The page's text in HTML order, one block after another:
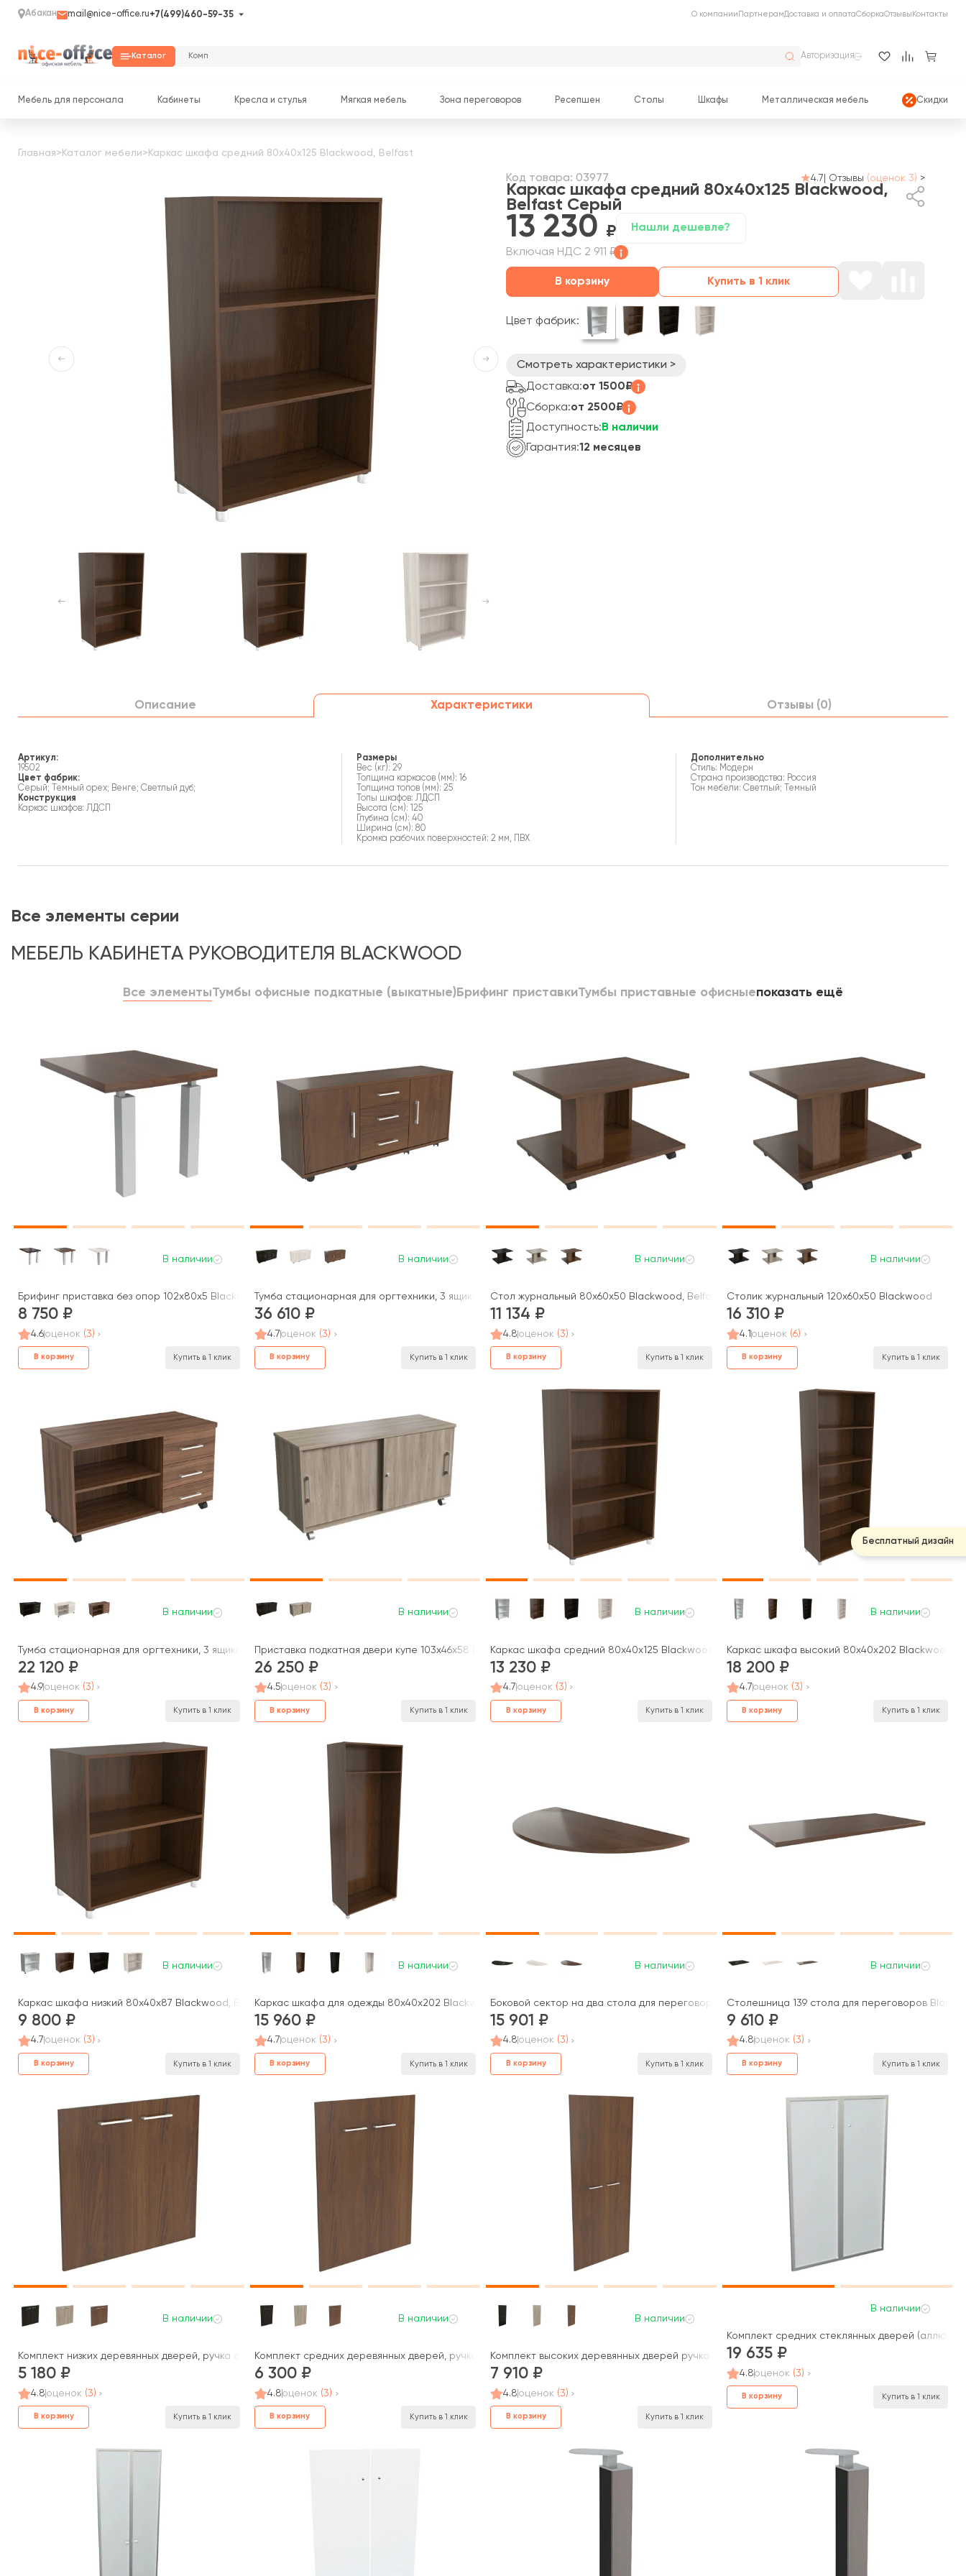
Абакан mail@nice-office.ru+7(499)460-59-35 О компании ПартнерамДоставка и оплатаСборкаОтзывы Контакты
Каталог Авторизация
Мебель для персонала Кабинеты Кресла и стулья Мягкая мебель Зона переговоров Ресепшен Столы Шкафы Металлическая мебель Скидки
Главная> Каталог мебели> Каркас шкафа средний 80x40x125 Blackwood, Belfast
Код товара: 03977 4.7 Отзывы (оценок 3) >
Каркас шкафа средний 80x40x125 Blackwood,
Belfast Серый
13 230 Нашли дешевле?
Включая НДС 2 911 ₽
В корзину Купить в 1 клик
Цвет фабрик:
Смотреть характеристики >
Доставка:от 1500₽
Сборка:от 2500₽
Доступность: В наличии
Гарантия:12 месяцев
Описание Характеристики Отзывы (0)
Артикул:
19502
Цвет фабрик:
Серый; Темный орех; Венге; Светлый дуб;
Конструкция
Каркас шкафов: ЛДСП
Размеры
Вес (кг): 29
Толщина каркасов (мм): 16
Толщина топов (мм): 25
Топы шкафов: ЛДСП
Высота (см): 125
Глубина (см): 40
Ширина (см): 80
Кромка рабочих поверхностей: 2 мм, ПВХ
Дополнительно
Стиль: Модерн
Страна производства: Россия
Тон мебели: Светлый; Темный
Все элементы серии
МЕБЕЛЬ КАБИНЕТА РУКОВОДИТЕЛЯ BLACKWOOD
Все элементыТумбы офисные подкатные (выкатные)Брифинг приставкиТумбы приставные офисныепоказать ещё
В наличии
Брифинг приставка без опор 102x80x5 Blackwood
8 750
4.6оценок (3)
В корзину Купить в 1 клик
В наличии
Тумба стационарная для оргтехники, 3 ящика (верхний замок), две двери Blackwood
36 610
4.7оценок (3)
В корзину Купить в 1 клик
В наличии
Стол журнальный 80x60x50 Blackwood, Belfast
11 134
4.8оценок (3)
В корзину Купить в 1 клик
В наличии
Столик журнальный 120x60x50 Blackwood
16 310
4.1оценок (6)
В корзину Купить в 1 клик
В наличии
Тумба стационарная для оргтехники, 3 ящика (верхний замок) Blackwood
22 120
4.9оценок (3)
В корзину Купить в 1 клик
В наличии
Приставка подкатная двери купе 103x46x58 Belfast/Blackwood
26 250
4.5оценок (3)
В корзину Купить в 1 клик
В наличии
Каркас шкафа средний 80x40x125 Blackwood, Belfast
13 230
4.7 оценок (3)
В корзину Купить в 1 клик
В наличии
Каркас шкафа высокий 80x40x202 Blackwood,
18 200
4.7оценок (3)
В корзину Купить в 1 клик
В наличии
Каркас шкафа низкий 80x40x87 Blackwood, Belfast
9 800
4.7 оценок (3)
В корзину Купить в 1 клик
В наличии
Каркас шкафа для одежды 80x40x202 Blackwood, Belfast
15 960
4.7оценок (3)
В корзину Купить в 1 клик
В наличии
Боковой сектор на два стола для переговоров Blackwood
15 901
4.8 оценок (3)
В корзину Купить в 1 клик
В наличии
Столешница 139 стола для переговоров
9 610
4.8оценок (3)
В корзину Купить в 1 клик
В наличии
Комплект низких деревянных дверей, ручка скоба Blackwood, Belfast
5 180
4.8 оценок (3)
В корзину Купить в 1 клик
В наличии
Комплект средних деревянных дверей, ручка скоба Blackwood, Belfast
6 300
4.8оценок (3)
В корзину Купить в 1 клик
В наличии
Комплект высоких деревянных дверей ручка скоба 192x80x1,6 Blackwood, Belfast
7 910
4.8 оценок (3)
В корзину Купить в 1 клик
В наличии
Комплект средних стеклянных дверей (аллюм.
19 635
4.8оценок (3)
В корзину Купить в 1 клик
Бесплатный дизайн